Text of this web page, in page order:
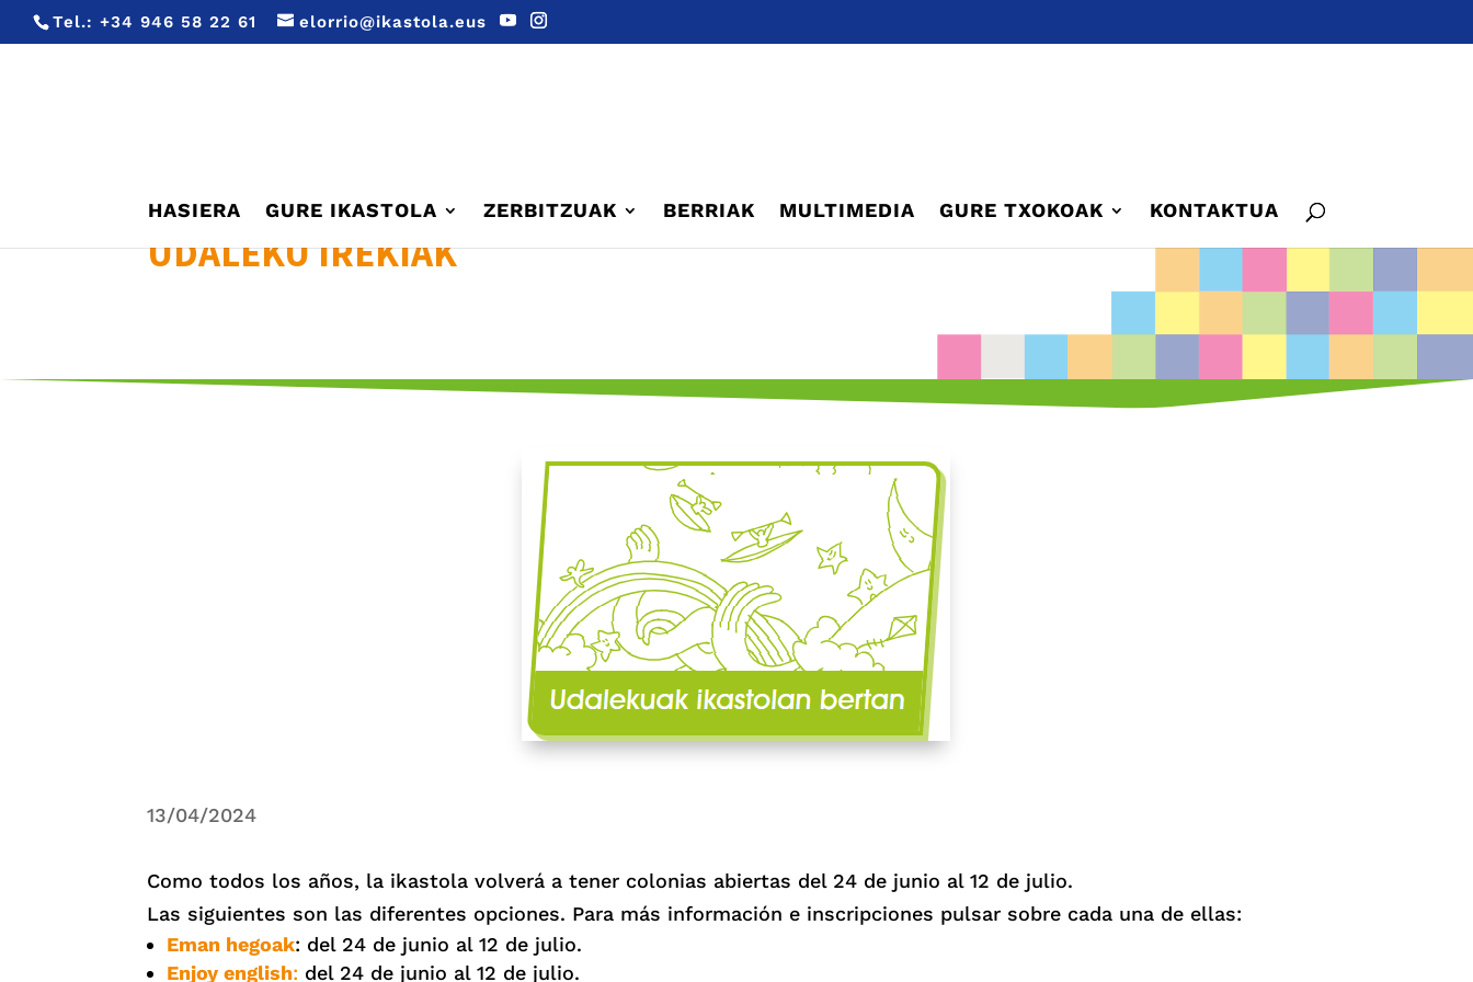
Tel.: +34 946 58 22 61 elorrio@ikastola.eus
HASIERA GURE IKASTOLA ZERBITZUAK BERRIAK MULTIMEDIA GURE TXOKOAK KONTAKTUA
UDALEKU IREKIAK
13/04/2024
Como todos los años, la ikastola volverá a tener colonias abiertas del 24 de junio al 12 de julio.
Las siguientes son las diferentes opciones. Para más información e inscripciones pulsar sobre cada una de ellas:
Eman hegoak: del 24 de junio al 12 de julio.
Enjoy english: del 24 de junio al 12 de julio.